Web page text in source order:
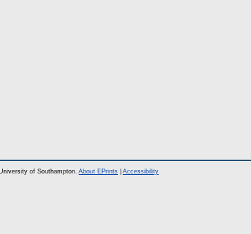
of Southampton. About EPrints Accessibility